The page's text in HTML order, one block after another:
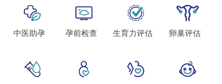
中医助孕 孕前检查 生育力评估 卵巢评估